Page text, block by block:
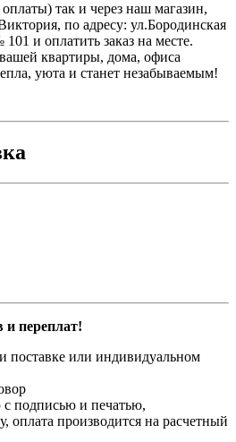
так и через наш магазин,
по адресу: ул.Бородинская
и оплатить заказ на месте.
квартиры, дома, офиса
уюта и станет незабываемым!
и переплат!
поставке или индивидуальном
подписью и печатью,
оплата производится на расчетный